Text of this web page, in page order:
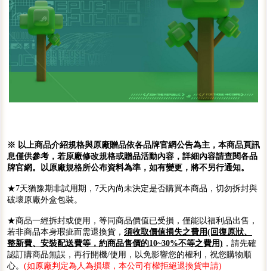
※ 以上商品介紹規格與原廠贈品依各品牌官網公告為主，本商品頁訊
息僅供參考，若原廠修改規格或贈品活動內容，詳細內容請查閱各品
牌官網。以原廠規格所公布資料為準，如有變更，將不另行通知。
★7天猶豫期非試用期，7天內尚未決定是否購買本商品，切勿拆封與
破壞原廠外盒包裝。
★商品一經拆封或使用，等同商品價值已受損，僅能以福利品出售，
若非商品本身瑕疵而需退換貨， 須收取價值損失之費用(回復原狀、
整新費、安裝配送費等，約商品售價的10~30%不等之費用) ，請先確
認訂購商品無誤，再行開機/使用，以免影響您的權利，祝您購物順
心。 (如原廠判定為人為損壞，本公司有權拒絕退換貨申請)